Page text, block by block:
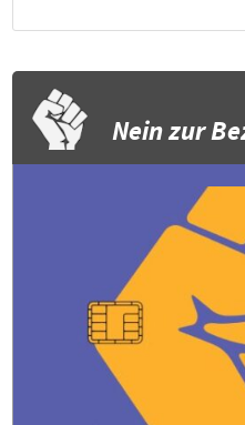
Nein zur